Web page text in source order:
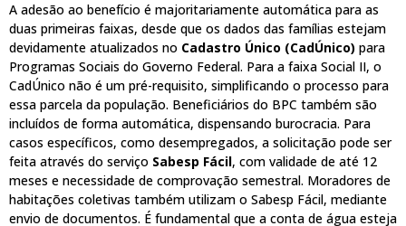
A adesão ao benefício é majoritariamente automática para as
duas primeiras faixas, desde que os dados das famílias estejam
devidamente atualizados no Cadastro Único (CadÚnico) para
Programas Sociais do Governo Federal. Para a faixa Social II, o
CadÚnico não é um pré-requisito, simplificando o processo para
essa parcela da população. Beneficiários do BPC também são
incluídos de forma automática, dispensando burocracia. Para
casos específicos, como desempregados, a solicitação pode ser
feita através do serviço Sabesp Fácil, com validade de até 12
meses e necessidade de comprovação semestral. Moradores de
habitações coletivas também utilizam o Sabesp Fácil, mediante
envio de documentos. É fundamental que a conta de água esteja